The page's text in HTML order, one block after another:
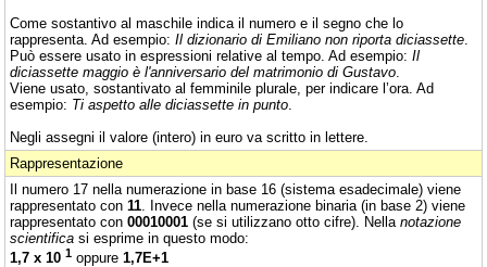
Come sostantivo al maschile indica il numero e il segno che lo
rappresenta. Ad esempio: Il dizionario di Emiliano non riporta diciassette
Può essere usato in espressioni relative al tempo. Ad esempio: Il
diciassette maggio è l'anniversario del matrimonio di Gustavo
Viene usato, sostantivato al femminile plurale, per indicare l’ora. Ad
esempio: Ti aspetto alle diciassette in punto
Negli assegni il valore (intero) in euro va scritto in lettere.
Rappresentazione
Il numero 17 nella numerazione in base 16 (sistema esadecimale) viene
rappresentato con 11 . Invece nella numerazione binaria (in base 2) viene
rappresentato con 00010001 (se si utilizzano otto cifre). Nella notazione
scientifica si esprime in questo modo:
1,7 x 10 1 oppure 1,7E+1